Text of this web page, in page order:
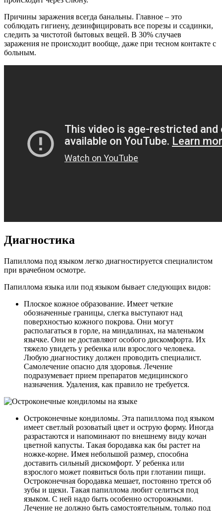
Причины заражения всегда банальны. Главное – это
соблюдать гигиену, дезинфицировать все порезы и ссадинки,
следить за чистотой бытовых вещей. В 30% случаев
заражения не происходит вообще, даже при тесном контакте с
больным.
Диагностика
Папиллома под языком легко диагностируется специалистом
при врачебном осмотре.
Папиллома языка или под языком бывает следующих видов:
Плоское кожное образование. Имеет четкие
обозначенные границы, слегка выступают над
поверхностью кожного покрова. Они могут
располагаться в горле, на миндалинах, на маленьком
язычке. Они не доставляют особого дискомфорта. Их
тяжело увидеть у ребенка или взрослого человека.
Любую диагностику должен проводить специалист.
Самолечение опасно для здоровья. Лечение
подразумевает прием препаратов медицинского
назначения. Удаления, как правило не требуется.
Остроконечные кондиломы. Эта папиллома под языком
имеет светлый розоватый цвет и острую форму. Иногда
разрастаются и напоминают по внешнему виду кочан
цветной капусты. Такая бородавка как бы растет на
ножке-корне. Имея небольшой размер, способна
доставить сильный дискомфорт. У ребенка или
взрослого может появиться боль при глотании пищи.
Остроконечная бородавка мешает, постоянно трется об
зубы и щеки. Такая папиллома любит селиться под
языком. С ней надо быть особенно осторожными.
Лечение не должно быть самостоятельным, только под